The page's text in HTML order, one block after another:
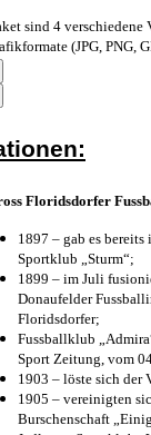
sind 4 verschiedene
(JPG, PNG,
Floridsdorfer
1897 – gab es bereits
Sportklub „Sturm“;
1899 – im Juli
Donaufelder
Floridsdorfer;
Fussballklub
Sport Zeitung, vom
1903 – löste sich der
1905 – vereinigten
Burschenschaft